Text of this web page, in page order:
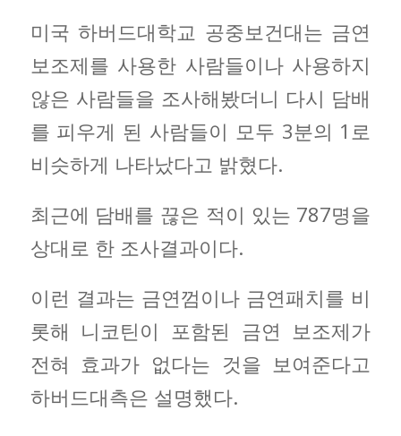
미국 하버드대학교 공중보건대는 금연
보조제를 사용한 사람들이나 사용하지
않은 사람들을 조사해봤더니 다시 담배
를 피우게 된 사람들이 모두 3분의 1로
비슷하게 나타났다고 밝혔다.
최근에 담배를 끊은 적이 있는 787명을
상대로 한 조사결과이다.
이런 결과는 금연껌이나 금연패치를 비
롯해 니코틴이 포함된 금연 보조제가
전혀 효과가 없다는 것을 보여준다고
하버드대측은 설명했다.